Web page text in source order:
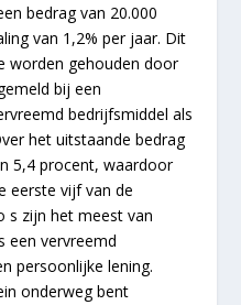
bedrag van 20.000
van 1,2% per jaar. Dit
worden gehouden door
bij een
bedrijfsmiddel als
het uitstaande bedrag
5,4 procent, waardoor
eerste vijf van de
s zijn het meest van
een vervreemd
persoonlijke lening.
onderweg bent